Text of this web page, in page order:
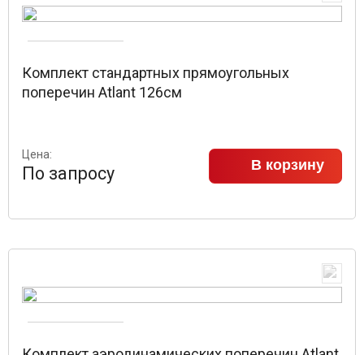
Комплект стандартных прямоугольных
поперечин Atlant 126см
Цена:
По запросу В корзину